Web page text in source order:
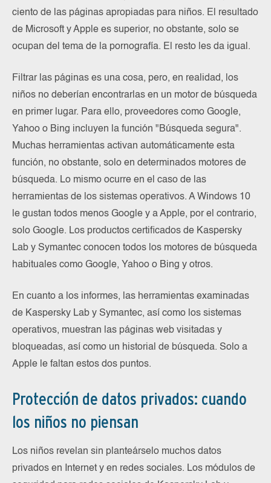
ciento de las páginas apropiadas para niños. El resultado
de Microsoft y Apple es superior, no obstante, solo se
ocupan del tema de la pornografía. El resto les da igual.
Filtrar las páginas es una cosa, pero, en realidad, los
niños no deberían encontrarlas en un motor de búsqueda
en primer lugar. Para ello, proveedores como Google,
Yahoo o Bing incluyen la función "Búsqueda segura".
Muchas herramientas activan automáticamente esta
función, no obstante, solo en determinados motores de
búsqueda. Lo mismo ocurre en el caso de las
herramientas de los sistemas operativos. A Windows 10
le gustan todos menos Google y a Apple, por el contrario,
solo Google. Los productos certificados de Kaspersky
Lab y Symantec conocen todos los motores de búsqueda
habituales como Google, Yahoo o Bing y otros.
En cuanto a los informes, las herramientas examinadas
de Kaspersky Lab y Symantec, así como los sistemas
operativos, muestran las páginas web visitadas y
bloqueadas, así como un historial de búsqueda. Solo a
Apple le faltan estos dos puntos.
Protección de datos privados: cuando
los niños no piensan
Los niños revelan sin planteárselo muchos datos
privados en Internet y en redes sociales. Los módulos de